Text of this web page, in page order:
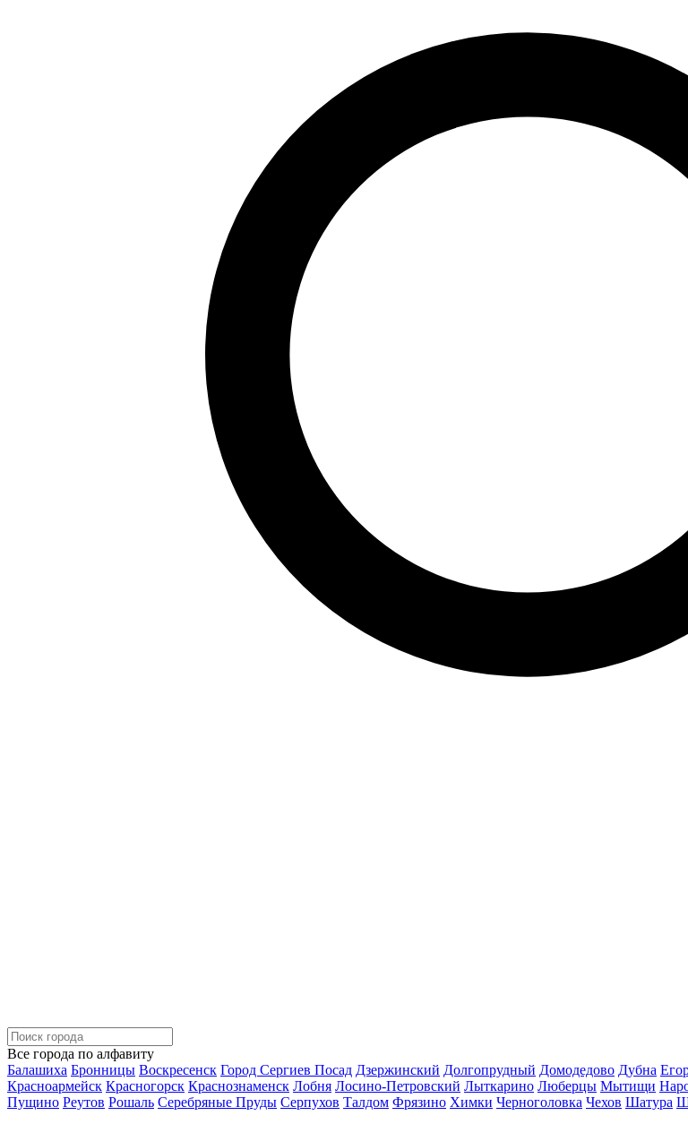
Все города по алфавиту
Балашиха Бронницы Воскресенск Город Сергиев Посад Дзержинский Долгопрудный Домодедово Дубна
Красноармейск Красногорск Краснознаменск Лобня Лосино-Петровский Лыткарино Люберцы Мытищи
Пущино Реутов Рошаль Серебряные Пруды Серпухов Талдом Фрязино Химки Черноголовка Чехов Шатура